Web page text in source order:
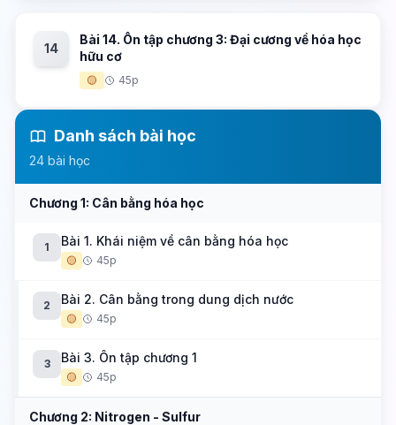
14
Bài 14. Ôn tập chương 3: Đại cương về hóa học
hữu cơ
🟡 45p
Danh sách bài học
24 bài học
Chương 1: Cân bằng hóa học
1 Bài 1. Khái niệm về cân bằng hóa học
🟡 45p
2 Bài 2. Cân bằng trong dung dịch nước
🟡 45p
3 Bài 3. Ôn tập chương 1
🟡 45p
Chương 2: Nitrogen - Sulfur